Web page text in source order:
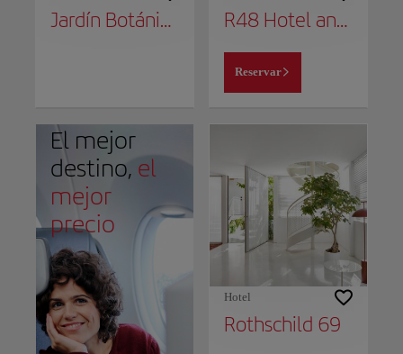
Jardín Botánico Ein Gedi R48 Hotel and Garden
Reservar
El mejor
destino, el
mejor
precio
Hotel
Rothschild 69